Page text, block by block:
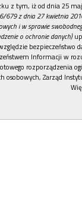
z tym, iż od dnia 25
679 z dnia 27 kwietnia
i w sprawie
o ochronie danych)
bezpieczeństwo
Informacji w
rozporządzenia
osobowych, Zarząd